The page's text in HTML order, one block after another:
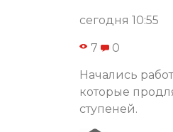
сегодня 10:55
7 0
Начались
которые
ступеней.